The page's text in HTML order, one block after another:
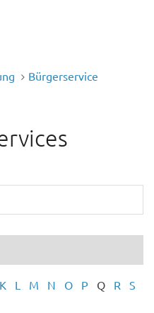
Bürgerservice
K L M N O P Q R
S